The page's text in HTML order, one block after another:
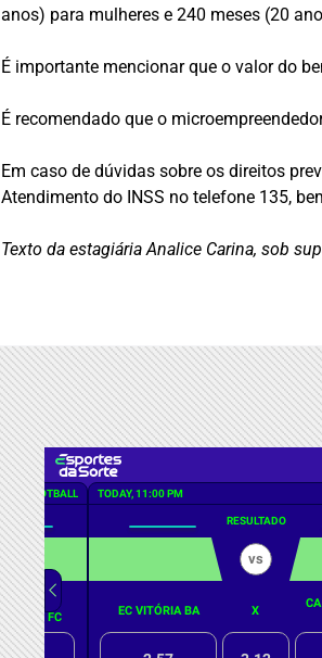
anos) para mulheres e 240 meses (20
É importante mencionar que o valor do
É recomendado que o
Em caso de dúvidas sobre os direitos
Atendimento do INSS no telefone 135,
Texto da estagiária Analice Carina, sob